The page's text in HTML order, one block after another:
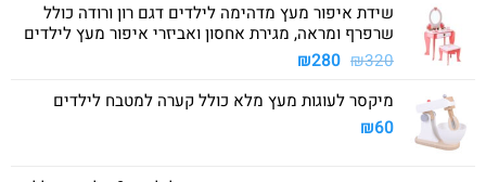
שידת איפור מעץ מדהימה לילדים דגם רון ורודה כולל
שרפרף ומראה, מגירת אחסון ואביזרי איפור מעץ לילדים
₪320
המחיר
היה:
₪280 המחיר
הוא:
מיקסר לעוגות מעץ מלא כולל קערה למטבח לילדים
₪60